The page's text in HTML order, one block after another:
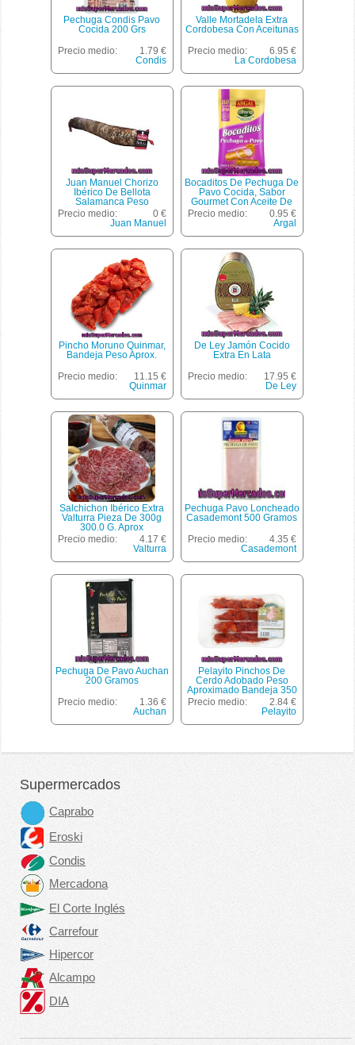
Pechuga Condis Pavo
Cocida 200 Grs
Precio medio:
1.79 €
Condis
Valle Mortadela Extra
Cordobesa Con Aceitunas
Precio medio:
6.95 €
La Cordobesa
Juan Manuel Chorizo
Ibérico De Bellota
Salamanca Peso
Aproximado Pieza 1,3 Kg
Precio medio:
0 €
Juan Manuel
Bocaditos De Pechuga De
Pavo Cocida, Sabor
Gourmet Con Aceite De
Oliva Virgen Extra Oliving
Argal 60 Gramos
Precio medio:
0.95 €
Argal
Pincho Moruno Quinmar,
Bandeja Peso Aprox.
Precio medio:
11.15 €
Quinmar
De Ley Jamón Cocido
Extra En Lata
Precio medio:
17.95 €
De Ley
Salchichon Ibérico Extra
Valturra Pieza De 300g
300.0 G. Aprox
Precio medio:
4.17 €
Valturra
Pechuga Pavo Loncheado
Casademont 500 Gramos
Precio medio:
4.35 €
Casademont
Pechuga De Pavo Auchan
200 Gramos
Precio medio:
1.36 €
Auchan
Pelayito Pinchos De
Cerdo Adobado Peso
Aproximado Bandeja 350
G
Precio medio:
2.84 €
Pelayito
Supermercados
Caprabo
Eroski
Condis
Mercadona
El Corte Inglés
Carrefour
Hipercor
Alcampo
DIA